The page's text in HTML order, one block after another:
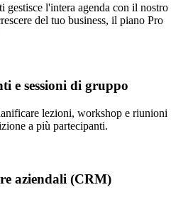
gestisce l'intera agenda con il nostro
del tuo business, il piano Pro
e sessioni di gruppo
lezioni, workshop e riunioni
a più partecipanti.
aziendali (CRM)